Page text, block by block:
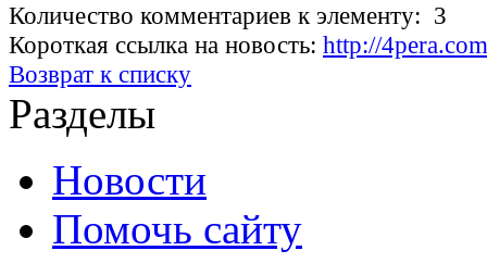
Количество комментариев к элементу: 3
Короткая ссылка на новость: http://
Возврат к списку
Разделы
Новости
Помочь сайту